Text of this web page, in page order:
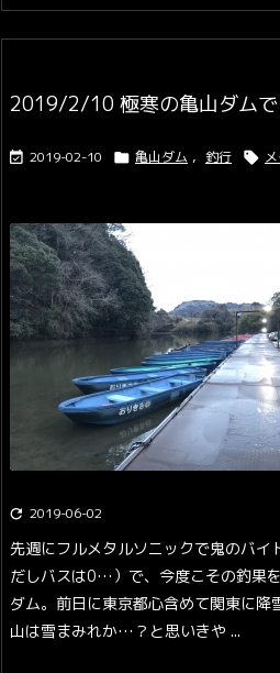
2019/2/10 極寒の亀山ダムで
 2019-02-10  亀山ダム , 釣行 
 2019-06-02
先週にフルメタルソニックで鬼のバイ
だしバスは0…）で、今度こその釣果
ダム。 前日に東京都心含めて関東に降
山は雪まみれか…？と思いきや ...